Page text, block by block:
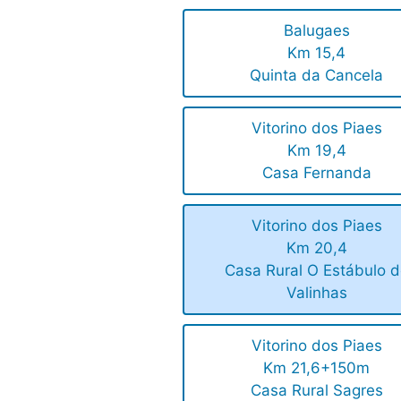
Balugaes
Km 15,4
Quinta da Cancela
Vitorino dos Piaes
Km 19,4
Casa Fernanda
Vitorino dos Piaes
Km 20,4
Casa Rural O Estábulo
Valinhas
Vitorino dos Piaes
Km 21,6+150m
Casa Rural Sagres